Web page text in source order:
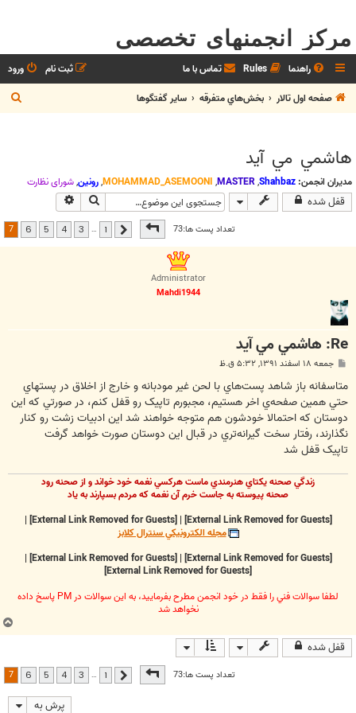
مرکز انجمنهای تخصصی
راهنما Rules تماس با ما ورود
ثبت نام
صفحه اول تالار
بخش‌‌هاي متفرقه ساير گفتگوها
س
هاشمي مي آيد
مدیران انجمن: Shahbaz
,
MASTER
,
MOHAMMAD_ASEMOONI
,رونین,شوراي نظارت
قفل شده جستجو
تعداد پست ها:73صفحه از7 قبلی 1
…
3
4
5
6
7
Administrator
Mahdi1944
Re: هاشمي مي آيد
ت
جمعه ۱۸ اسفند ۱۳۹۱, ۵:۳۲ ق.ظ
متاسفانه باز شاهد پست‌هاي با لحن غير مودبانه و خارج از اخلاق در پستها‌ي
حتي همين صفحه‌ي اخر هستيم، مجبورم تاپيک رو قفل کنم، در صورتي که اين
دوستان که احتمالا خودشون هم متوجه خواهند شد اين ادبيات زشت رو کنار
نگذارند، رفتار سخت گيرانه‌تري در قبال اين دوستان صورت خواهد گرفت
تاپيک قفل شد
زندگي صحنه يکتاي هنرمندي ماست هرکسي نغمه خود خواند و از صحنه رود
صحنه پيوسته به جاست خرم آن نغمه که مردم بسپارند به ياد
[External Link Removed for Guests]
|
[External Link Removed for Guests]
|
مجله الکترونيکي سنترال کلابز
[External Link Removed for Guests]
|
[External Link Removed for Guests]
|
[External Link Removed for Guests]
لطفا سوالات فني را فقط در خود انجمن مطرح بفرماييد، به اين سوالات در PM پاسخ داده
نخواهد شد
قفل شده
تعداد پست ها:73صفحه از7 قبلی 1
…
3
4
5
6
7
پرش به